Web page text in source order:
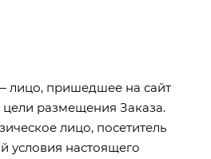
лицо, пришедшее на сайт
цели размещения Заказа.
лицо, посетитель
условия настоящего